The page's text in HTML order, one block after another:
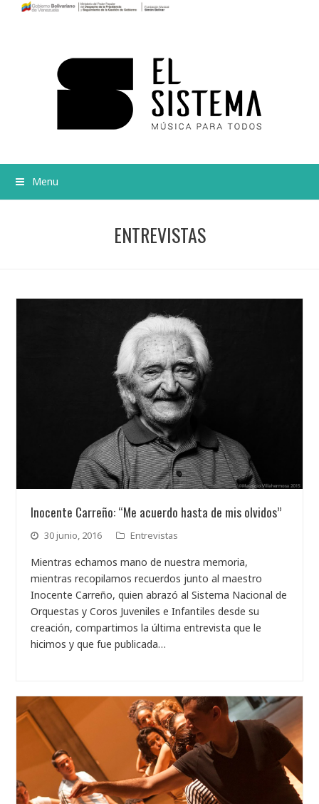
Menu
ENTREVISTAS
Inocente Carreño: “Me acuerdo hasta de mis olvidos”
30 junio, 2016 Entrevistas
Mientras echamos mano de nuestra memoria,
mientras recopilamos recuerdos junto al maestro
Inocente Carreño, quien abrazó al Sistema Nacional de
Orquestas y Coros Juveniles e Infantiles desde su
creación, compartimos la última entrevista que le
hicimos y que fue publicada…